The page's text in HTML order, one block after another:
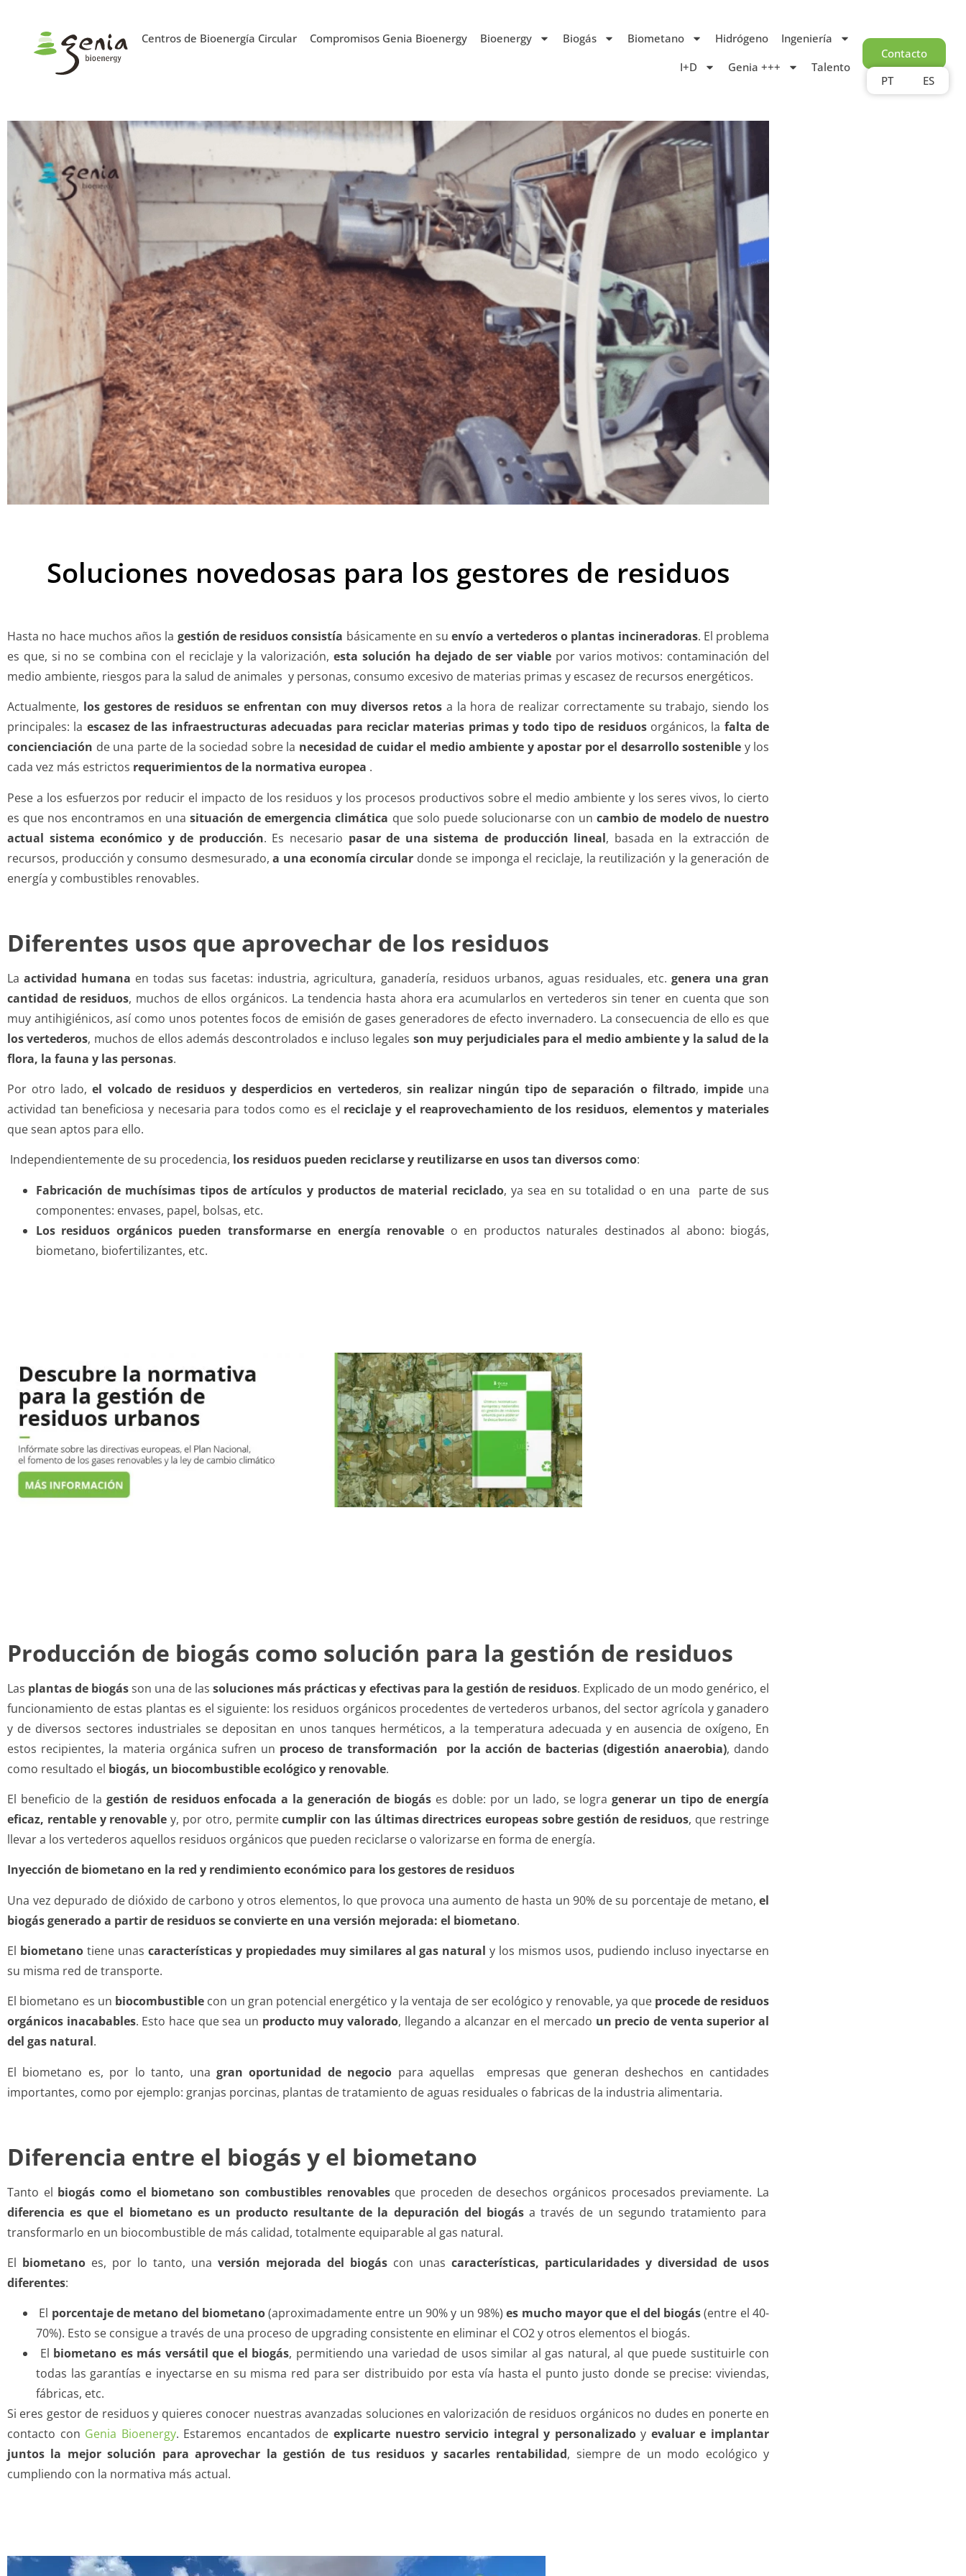
Centros de Bioenergía Circular Compromisos Genia Bioenergy Bioenergy Biogás Biometano Hidrógeno
Ingeniería
I+D
Genia +++
Talento
PT
ES
Contacto
Soluciones novedosas para los gestores de residuos
Hasta no hace muchos años la gestión de residuos consistía básicamente en suenvío a vertederos o plantas incineradoras. El problema
es que, si no se combina con el reciclaje y la valorización, esta solución ha dejado de ser viable por varios motivos: contaminación del
medio ambiente, riesgos para la salud de animales y personas, consumo excesivo de materias primas y escasez de recursos energéticos.
Actualmente, los gestores de residuos se enfrentan con muy diversos retos a la hora de realizar correctamente su trabajo, siendo los
principales: la escasez de las infraestructuras adecuadas para reciclar materias primas y todo tipo de residuosorgánicos, la falta de
concienciación de una parte de la sociedad sobre la necesidad de cuidar el medio ambiente y apostar por el desarrollo sostenible y los
cada vez más estrictos requerimientos de la normativa europea .
Pese a los esfuerzos por reducir el impacto de los residuos y los procesos productivos sobre el medio ambiente y los seres vivos, lo cierto
es que nos encontramos en unasituación de emergencia climática que solo puede solucionarse con un cambio de modelo de nuestro
actual sistema económico y de producción. Es necesario pasar de una sistema de producción lineal, basada en la extracción de
recursos, producción y consumo desmesurado,a una economía circular donde se imponga el reciclaje, la reutilización y la generación de
energía y combustibles renovables.
Diferentes usos que aprovechar de los residuos
Laactividad humana en todas sus facetas: industria, agricultura, ganadería, residuos urbanos, aguas residuales, etc. genera una gran
cantidad de residuos, muchos de ellos orgánicos. La tendencia hasta ahora era acumularlos en vertederos sin tener en cuenta que son
muy antihigiénicos, así como unos potentes focos de emisión de gases generadores de efecto invernadero. La consecuencia de ello es que
los vertederos, muchos de ellos además descontrolados e incluso legales son muy perjudiciales para el medio ambiente y la salud de la
flora, la fauna y las personas.
Por otro lado,el volcado de residuos y desperdicios en vertederos, sin realizar ningún tipo de separación o filtrado, impideuna
actividad tan beneficiosa y necesaria para todos como es el reciclaje y el reaprovechamiento de los residuos, elementos y materiales
que sean aptos para ello.
Independientemente de su procedencia, los residuos pueden reciclarse y reutilizarse en usos tan diversos como:
Fabricación de muchísimas tipos de artículos y productos de material reciclado, ya sea en su totalidad o en una parte de sus
componentes: envases, papel, bolsas, etc.
Los residuos orgánicos pueden transformarse en energía renovable o en productos naturales destinados al abono: biogás,
biometano, biofertilizantes, etc.
Producción de biogás como solución para la gestión de residuos
Las plantas de biogásson una de lassoluciones más prácticas y efectivas para la gestión de residuos. Explicado de un modo genérico, el
funcionamiento de estas plantas es el siguiente: los residuos orgánicos procedentes de vertederos urbanos, del sector agrícola y ganadero
y de diversos sectores industriales se depositan en unos tanques herméticos, a la temperatura adecuada y en ausencia de oxígeno, En
estos recipientes, la materia orgánica sufren un proceso de transformación por la acción de bacterias (digestión anaerobia), dando
como resultado el biogás, un biocombustible ecológico y renovable.
El beneficio de la gestión de residuos enfocada a la generación de biogás es doble: por un lado, se logragenerar un tipo de energía
eficaz, rentable y renovable y, por otro, permitecumplir con las últimas directrices europeas sobre gestión de residuos, que restringe
llevar a los vertederos aquellos residuos orgánicos que pueden reciclarse o valorizarse en forma de energía.
Inyección de biometano en la red y rendimiento económico para los gestores de residuos
Una vez depurado de dióxido de carbono y otros elementos, lo que provoca una aumento de hasta un 90% de su porcentaje de metano, el
biogás generado a partir de residuos se convierte en una versión mejorada: el biometano.
El biometanotiene unas características y propiedades muy similares al gas natural y los mismos usos, pudiendo incluso inyectarse en
su misma red de transporte.
El biometano es un biocombustible con un gran potencial energético y la ventaja de ser ecológico y renovable, ya que procede de residuos
orgánicos inacabables. Esto hace que sea un producto muy valorado, llegando a alcanzar en el mercado un precio de venta superior al
del gas natural.
El biometano es, por lo tanto, una gran oportunidad de negocio para aquellas empresas que generan deshechos en cantidades
importantes, como por ejemplo: granjas porcinas, plantas de tratamiento de aguas residuales o fabricas de la industria alimentaria.
Diferencia entre el biogás y el biometano
Tanto el biogás como el biometano son combustibles renovablesque proceden de desechos orgánicos procesados previamente. La
diferencia es que el biometano es un producto resultante de la depuración del biogása través de un segundo tratamiento para
transformarlo en un biocombustible de más calidad, totalmente equiparable al gas natural.
El biometano es, por lo tanto, una versión mejorada del biogás con unas características, particularidades y diversidad de usos
diferentes:
El porcentaje de metano del biometano(aproximadamente entre un 90% y un 98%)es mucho mayor que el del biogás(entre el 40-
70%). Esto se consigue a través de una proceso de upgrading consistente en eliminar el CO2 y otros elementos el biogás.
El biometano es más versátil que el biogás, permitiendo una variedad de usos similar al gas natural, al que puede sustituirle con
todas las garantías e inyectarse en su misma red para ser distribuido por esta vía hasta el punto justo donde se precise: viviendas,
fábricas, etc.
Si eres gestor de residuos y quieres conocer nuestras avanzadas soluciones en valorización de residuos orgánicos no dudes en ponerte en
contacto con Genia Bioenergy. Estaremos encantados de explicarte nuestro servicio integral y personalizadoy evaluar e implantar
juntos la mejor solución para aprovechar la gestión de tus residuos y sacarles rentabilidad, siempre de un modo ecológico y
cumpliendo con la normativa más actual.